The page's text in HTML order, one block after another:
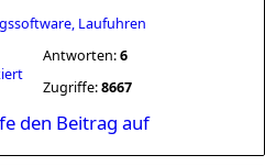
Laufuhren
Antworten:6
Zugriffe:8667
den Beitrag auf